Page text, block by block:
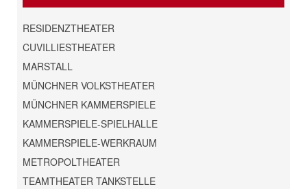
RESIDENZTHEATER
CUVILLIESTHEATER
MARSTALL
MÜNCHNER VOLKSTHEATER
MÜNCHNER KAMMERSPIELE
KAMMERSPIELE-SPIELHALLE
KAMMERSPIELE-WERKRAUM
METROPOLTHEATER
TEAMTHEATER TANKSTELLE